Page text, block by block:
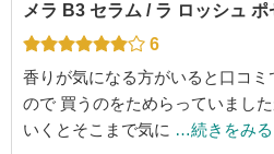
メラ B3 セラム / ラ ロッシュ ポ
6
香りが気になる方がいると口コミ
ので 買うのをためらっていまし
いくとそこまで気に …続きをみる